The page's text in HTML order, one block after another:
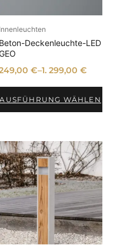
Innenleuchten
Beton-Deckenleuchte-LED
€–1. 299,00 €
AUSFÜHRUNG WÄHLEN